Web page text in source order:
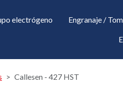
electrógeno Engranaje /
Callesen - 427 HST